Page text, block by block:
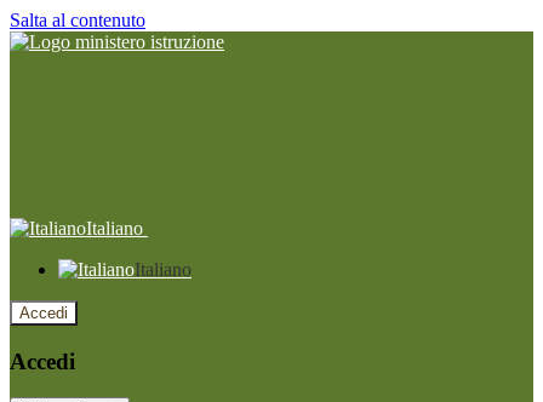
Salta al contenuto
Italiano
Italiano
Accedi
Accedi